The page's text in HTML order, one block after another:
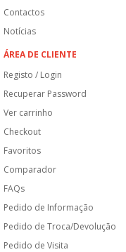
Contactos
Notícias
ÁREA DE CLIENTE
Registo / Login
Recuperar Password
Ver carrinho
Checkout
Favoritos
Comparador
FAQs
Pedido de Informação
Pedido de Troca/Devolução
Pedido de Visita